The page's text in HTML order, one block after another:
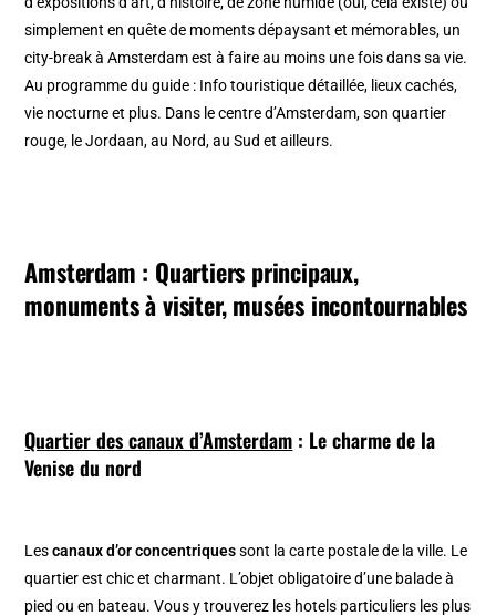
simplement en quête de moments dépaysant et mémorables, un
city-break à Amsterdam est à faire au moins une fois dans sa vie.
Au programme du guide : Info touristique détaillée, lieux cachés,
vie nocturne et plus. Dans le centre d’Amsterdam, son quartier
rouge, le Jordaan, au Nord, au Sud et ailleurs.
Amsterdam : Quartiers principaux,
monuments à visiter, musées incontournables
Quartier des canaux d’Amsterdam : Le charme de la
Venise du nord
Lescanaux d’or concentriquessont la carte postale de la ville. Le
quartier est chic et charmant. L’objet obligatoire d’une balade à
pied ou en bateau. Vous y trouverez les hotels particuliers les plus